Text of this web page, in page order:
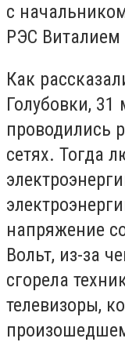
с
РЭС
Как
Голубовки,
проводились
сетях. Тогда
напряжение
Вольт, из-за
сгорела
телевизоры,